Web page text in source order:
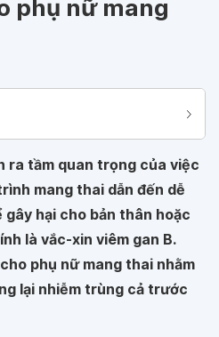
phụ nữ mang
ra tầm quan trọng của việc
mang thai dẫn đến dễ
hại cho bản thân hoặc
là vắc-xin viêm gan B.
phụ nữ mang thai nhằm
lại nhiễm trùng cả trước